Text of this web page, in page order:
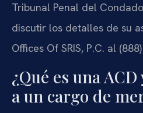
Tribunal Penal del
discutir los detalles de su
Offices Of SRIS, P.C. al
¿Qué es una
a un cargo de